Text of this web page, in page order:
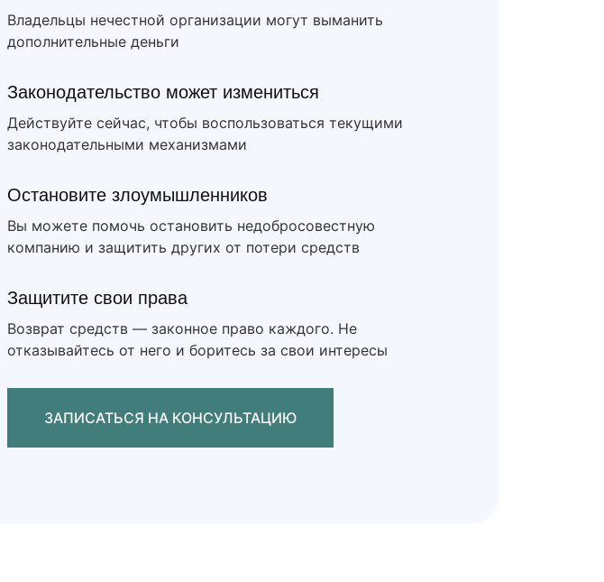
Владельцы нечестной организации могут выманить
дополнительные деньги
Законодательство может измениться
Действуйте сейчас, чтобы воспользоваться текущими
законодательными механизмами
Остановите злоумышленников
Вы можете помочь остановить недобросовестную
компанию и защитить других от потери средств
Защитите свои права
Возврат средств — законное право каждого. Не
отказывайтесь от него и боритесь за свои интересы
ЗАПИСАТЬСЯ НА КОНСУЛЬТАЦИЮ